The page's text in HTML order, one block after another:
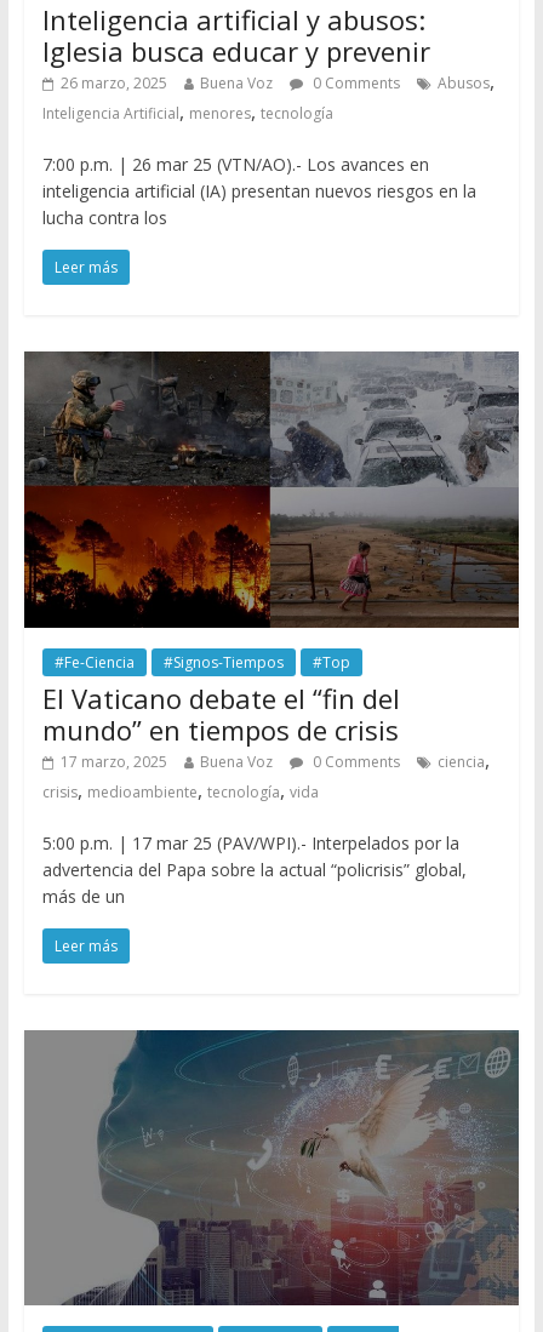
Inteligencia artificial y abusos:
Iglesia busca educar y prevenir
26 marzo, 2025 Buena Voz 0 Comments Abusos,
Inteligencia Artificial, menores, tecnología
7:00 p.m. | 26 mar 25 (VTN/AO).- Los avances en
inteligencia artificial (IA) presentan nuevos riesgos en la
lucha contra los
Leer más
#Fe-Ciencia #Signos-Tiempos #Top
El Vaticano debate el “fin del
mundo” en tiempos de crisis
17 marzo, 2025 Buena Voz 0 Comments ciencia,
crisis, medioambiente, tecnología, vida
5:00 p.m. | 17 mar 25 (PAV/WPI).- Interpelados por la
advertencia del Papa sobre la actual “policrisis” global,
más de un
Leer más